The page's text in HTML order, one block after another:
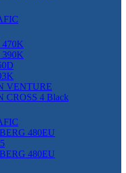
VENTURE
CROSS 4 Black
480EU
480EU